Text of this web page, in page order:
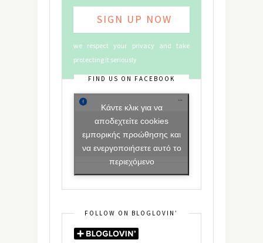
we respect your privacy and take
protecting it seriously
FIND US ON FACEBOOK
Κάντε κλικ για να
αποδεχτείτε cookies
εμπορικής προώθησης και
να ενεργοποιήσετε αυτό το
περιεχόμενο
FOLLOW ON BLOGLOVIN’